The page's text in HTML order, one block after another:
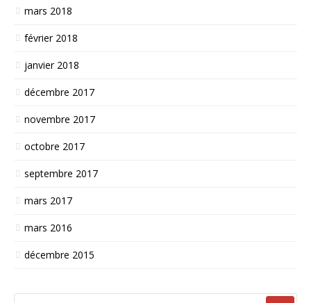
mars 2018
février 2018
janvier 2018
décembre 2017
novembre 2017
octobre 2017
septembre 2017
mars 2017
mars 2016
décembre 2015